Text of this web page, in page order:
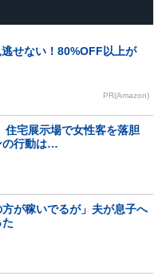
せない！80%OFF以上が
PR(Amazon)
住宅展示場で女性客を落胆
の行動は…
方が稼いでるが」夫が息子へ